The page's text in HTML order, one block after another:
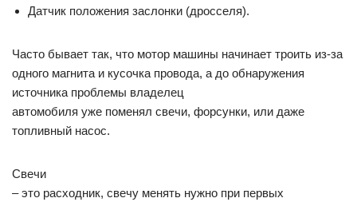
Датчик положения заслонки (дросселя).
Часто бывает так, что мотор машины начинает троить из-за
одного магнита и кусочка провода, а до обнаружения
источника проблемы владелец
автомобиля уже поменял свечи, форсунки, или даже
топливный насос.
Свечи
– это расходник, свечу менять нужно при первых